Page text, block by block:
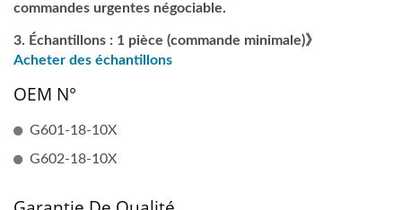
commandes urgentes négociable.
Échantillons : 1 pièce (commande minimale)》
Acheter des échantillons
OEM N°
G601-18-10X
G602-18-10X